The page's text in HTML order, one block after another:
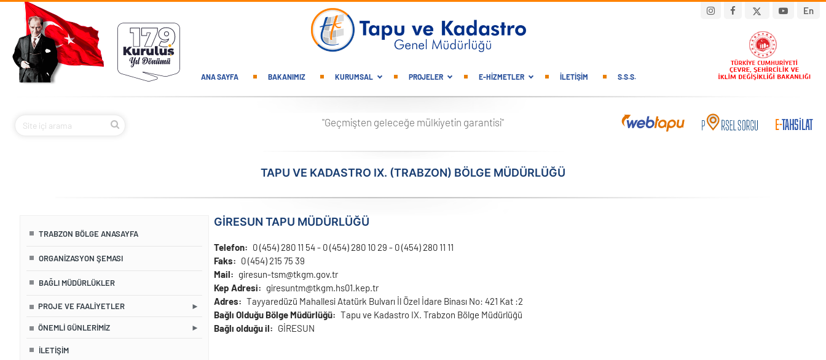
Ana içeriğe atla En
Main navigation
ANA SAYFA BAKANIMIZ KURUMSAL PROJELER E-HİZMETLER İLETIŞIM S.S.S.
"Geçmişten geleceğe mülkiyetin garantisi"
TAPU VE KADASTRO IX. (TRABZON) BÖLGE MÜDÜRLÜĞÜ
TRABZON BÖLGE ANASAYFA
ORGANIZASYON ŞEMASI
BAĞLI MÜDÜRLÜKLER
PROJE VE FAALIYETLER
ÖNEMLI GÜNLERIMIZ
İLETIŞIM
GİRESUN TAPU MÜDÜRLÜĞÜ
Telefon
0 (454) 280 11 54 - 0 (454) 280 10 29 - 0 (454) 280 11 11
Faks
0 (454) 215 75 39
Mail
giresun-tsm@tkgm.gov.tr
Kep Adresi
giresuntm@tkgm.hs01.kep.tr
Adres
Tayyaredüzü Mahallesi Atatürk Bulvarı İl Özel İdare Binası No: 421 Kat :2
Bağlı Olduğu Bölge Müdürlüğü
Tapu ve Kadastro IX. Trabzon Bölge Müdürlüğü
Bağlı olduğu il
GİRESUN